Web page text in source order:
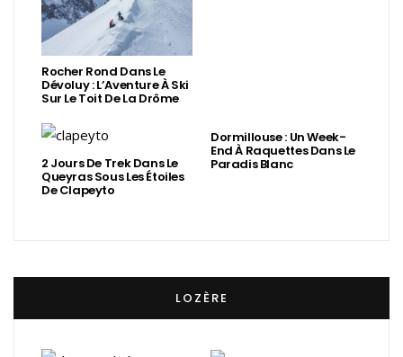
Rocher Rond Dans Le
Dévoluy : L’Aventure À Ski
Sur Le Toit De La Drôme
2 Jours De Trek Dans Le
Queyras Sous Les Étoiles
De Clapeyto
Dormillouse : Un Week-
End À Raquettes Dans Le
Paradis Blanc
LOZÈRE